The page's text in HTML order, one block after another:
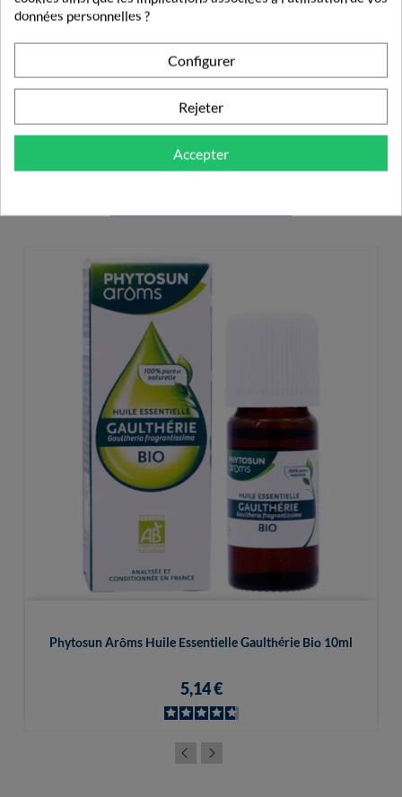
9,10 €
PRODUITS DE LA MÊME CATÉGORIE
Phytosun Arôms Huile Essentielle Gaulthérie Bio 10ml
5,14 €
données personnelles ?
Configurer
Rejeter
Accepter